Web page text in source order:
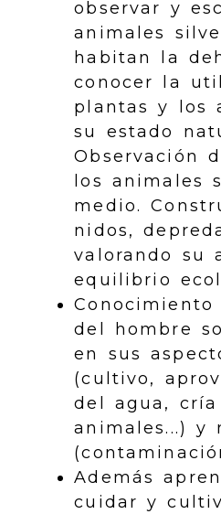
observar y
animales
habitan la
conocer la
plantas y los
su estado
Observación
los animales
medio.
nidos,
valorando su
equilibrio
del hombre
en sus
(cultivo,
del agua, cría
animales...) y
Además
cuidar y